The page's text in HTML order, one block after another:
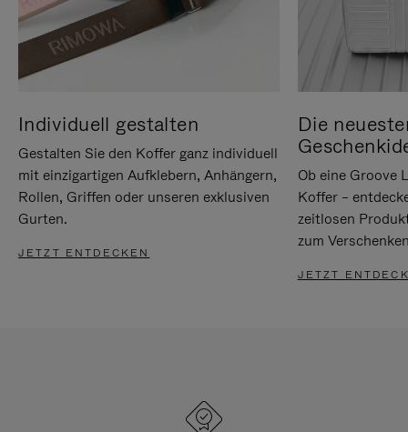
Individuell gestalten
Gestalten Sie den Koffer ganz individuell
mit einzigartigen Aufklebern, Anhängern,
Rollen, Griffen oder unseren exklusiven
Gurten.
JETZT ENTDECKEN
Die
Ob eine Groove
Koffer –
zeitlosen
zum
JETZT